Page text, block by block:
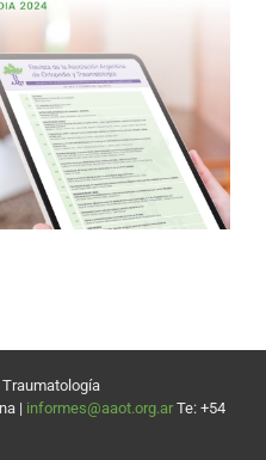
| informes@aaot.org.ar Te: +54